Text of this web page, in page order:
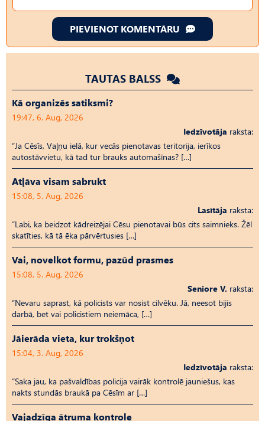
PIEVIENOT KOMENTĀRU
TAUTAS BALSS
Kā organizēs satiksmi?
19:47, 6. Aug, 2026
Iedzīvotāja raksta:
“Ja Cēsīs, Vaļņu ielā, kur vecās pienotavas teritorija, ierīkos
autostāvvietu, kā tad tur brauks automašīnas? […]
Atļāva visam sabrukt
15:08, 5. Aug, 2026
Lasītāja raksta:
“Labi, ka beidzot kādreizējai Cēsu pienotavai būs cits saimnieks. Žēl
skatīties, kā tā ēka pārvērtusies […]
Vai, novelkot formu, pazūd prasmes
15:08, 5. Aug, 2026
Seniore V. raksta:
“Nevaru saprast, kā policists var nosist cilvēku. Jā, neesot bijis
darbā, bet vai policistiem neiemāca, […]
Jāierāda vieta, kur trokšņot
15:04, 3. Aug, 2026
Iedzīvotāja raksta:
“Saka jau, ka pašvaldības policija vairāk kontrolē jauniešus, kas
nakts stundās braukā pa Cēsīm ar […]
Vajadzīga ātruma kontrole